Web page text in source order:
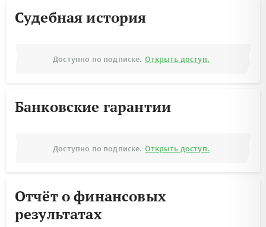
Судебная история
Доступно по подписке. Открыть доступ.
Банковские гарантии
Доступно по подписке. Открыть доступ.
Отчёт о финансовых
результатах